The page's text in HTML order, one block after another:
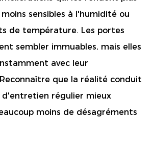
sensibles à l'humidité ou
de température. Les portes
sembler immuables, mais elles
avec leur
que la réalité conduit
d'entretien régulier mieux
moins de désagréments